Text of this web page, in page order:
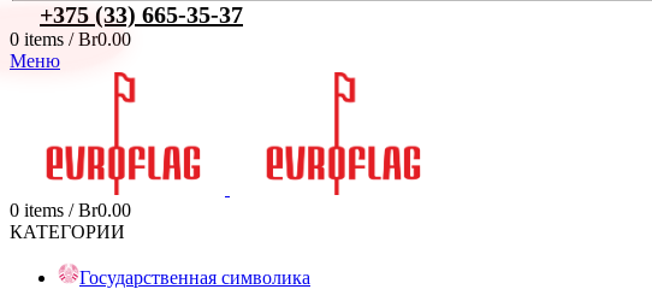
+375 (33) 665-35-37
0 items / Br0.00
Меню
0 items / Br0.00
КАТЕГОРИИ
Государственная символика